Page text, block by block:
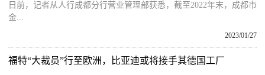
日前，记者从人行成都分行营业管理部获悉，截至2022年末，成都市
金...
2023/01/27
福特“大裁员”行至欧洲，比亚迪或将接手其德国工厂